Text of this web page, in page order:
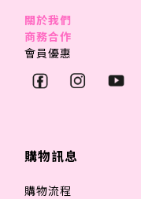
關於我們
商務合作
會員優惠
購物訊息
購物流程